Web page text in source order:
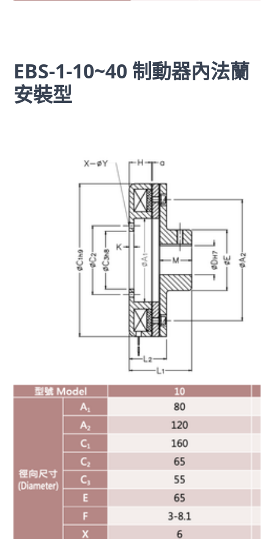
EBS-1-10~40 制動器內法蘭
安裝型